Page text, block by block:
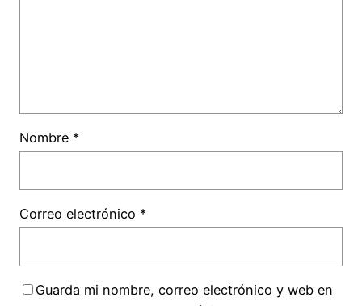
Nombre *
Correo electrónico *
Guarda mi nombre, correo electrónico y web en